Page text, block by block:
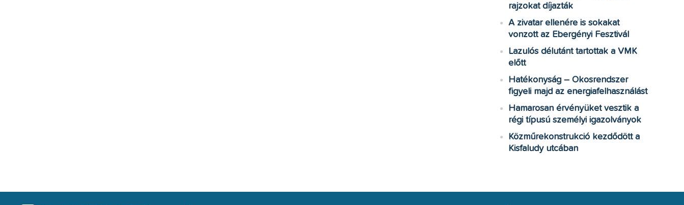
rajzokat díjazták
A zivatar ellenére is sokakat
vonzott az Ebergényi Fesztivál
Lazulós délutánt tartottak a VMK
előtt
Hatékonyság – Okosrendszer
figyeli majd az energiafelhasználást
Hamarosan érvényüket vesztik a
régi típusú személyi igazolványok
Közműrekonstrukció kezdődött a
Kisfaludy utcában